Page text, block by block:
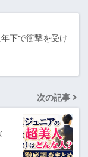
下で衝撃を受け
次の記事